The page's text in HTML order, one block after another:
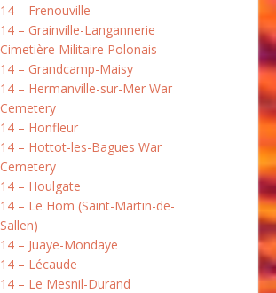
14 – Frenouville
14 – Grainville-Langannerie
Cimetière Militaire Polonais
14 – Grandcamp-Maisy
14 – Hermanville-sur-Mer War
Cemetery
14 – Honfleur
14 – Hottot-les-Bagues War
Cemetery
14 – Houlgate
14 – Le Hom (Saint-Martin-de-
Sallen)
14 – Juaye-Mondaye
14 – Lécaude
14 – Le Mesnil-Durand